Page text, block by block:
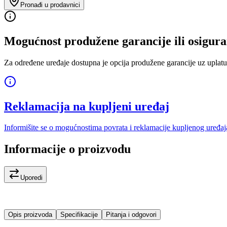
Pronađi u prodavnici
Mogućnost produžene garancije ili
Za određene uređaje dostupna je opcija produžene garancije uz
Reklamacija na kupljeni uređaj
Informišite se o mogućnostima povrata i reklamacije kupljenog
Informacije o proizvodu
Uporedi
Opis proizvoda Specifikacije Pitanja i odgovori